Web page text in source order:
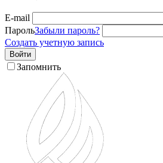
E-mail
ПарольЗабыли пароль?
Создать учетную запись
Войти
Запомнить